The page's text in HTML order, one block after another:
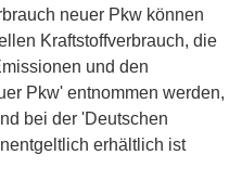
neuer Pkw können
Kraftstoffverbrauch, die
und den
Pkw' entnommen werden,
bei der 'Deutschen
erhältlich ist